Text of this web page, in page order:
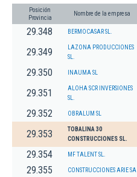
Posición
Provincia
Nombre de la empresa
29.348 BERMOCASAR SL.
29.349
LAZONA PRODUCCIONES
SL.
29.350 INAUMA SL
29.351
ALOHA SCR INVERSIONES
SL.
29.352 OBRALUM SL
29.353
TOBALINA 30
CONSTRUCCIONES SL.
29.354 MF TALENT SL.
29.355 CONSTRUCCIONES ARIE SA